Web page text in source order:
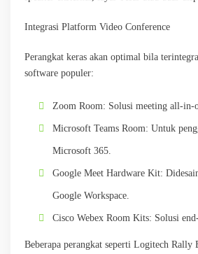
Integrasi Platform Video Conference
Perangkat keras akan optimal bila
software populer:
Zoom Room: Solusi meeting all-in-
Microsoft Teams Room: Untuk
Microsoft 365.
Google Meet Hardware Kit:
Google Workspace.
Cisco Webex Room Kits: Solusi
Beberapa perangkat seperti Logitech Rally